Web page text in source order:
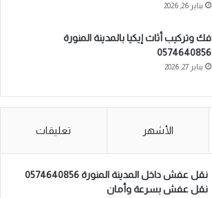
يناير 26, 2026
فك وتركيب أثاث إيكيا بالمدينة المنورة
0574640856
يناير 27, 2026
الأشهر تعليقات
نقل عفش داخل المدينة المنورة 0574640856
نقل عفش بسرعة وأمان